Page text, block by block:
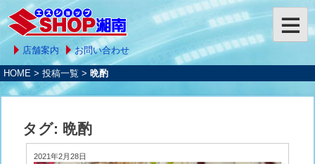
店舗案内 お問い合わせ
HOME > 投稿一覧 > 晩酌
タグ: 晩酌
2021年2月28日